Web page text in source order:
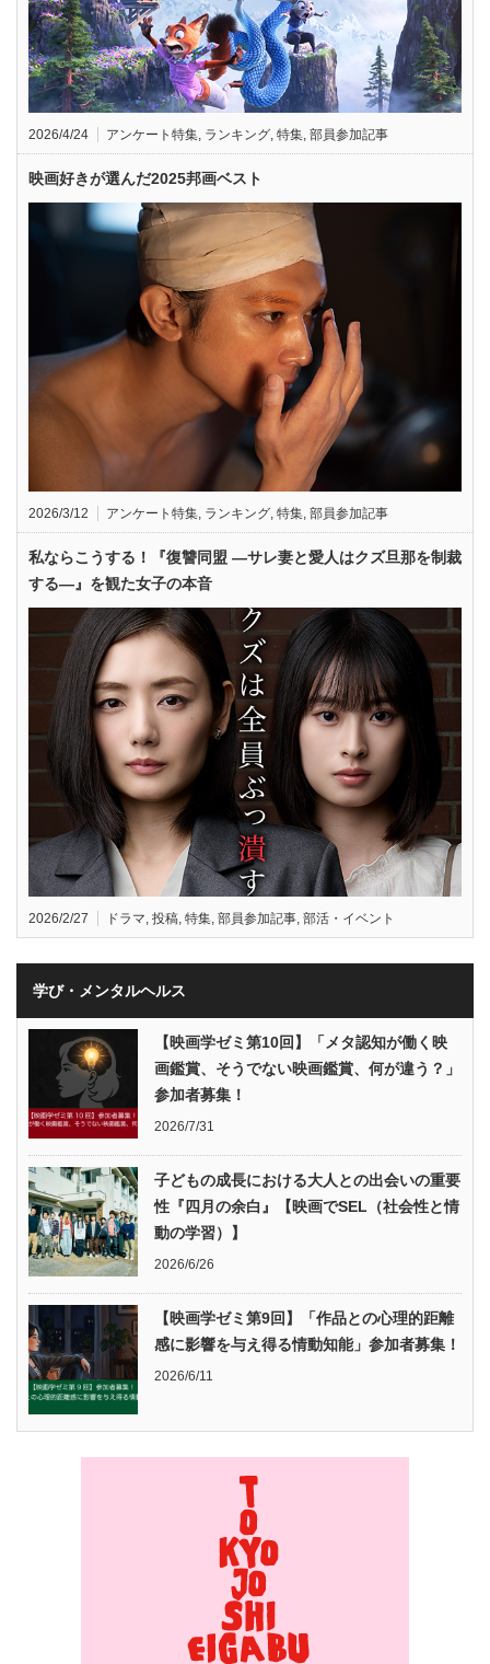
2026/4/24 アンケート特集, ランキング, 特集, 部員参加記事
映画好きが選んだ2025邦画ベスト
2026/3/12 アンケート特集, ランキング, 特集, 部員参加記事
私ならこうする！『復讐同盟 —サレ妻と愛人はクズ旦那を制裁
する—』を観た女子の本音
2026/2/27 ドラマ, 投稿, 特集, 部員参加記事, 部活・イベント
学び・メンタルヘルス
【映画学ゼミ第10回】「メタ認知が働く映
画鑑賞、そうでない映画鑑賞、何が違う？」
参加者募集！
2026/7/31
子どもの成長における大人との出会いの重要
性『四月の余白』【映画でSEL（社会性と情
動の学習）】
2026/6/26
【映画学ゼミ第9回】「作品との心理的距離
感に影響を与え得る情動知能」参加者募集！
2026/6/11